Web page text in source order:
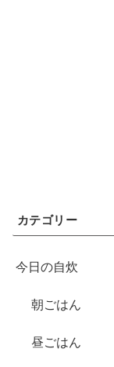
カテゴリー
今日の自炊
朝ごはん
昼ごはん